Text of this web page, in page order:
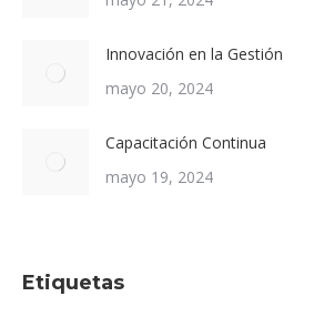
Innovación en la Gestión
mayo 20, 2024
Capacitación Continua
mayo 19, 2024
Etiquetas